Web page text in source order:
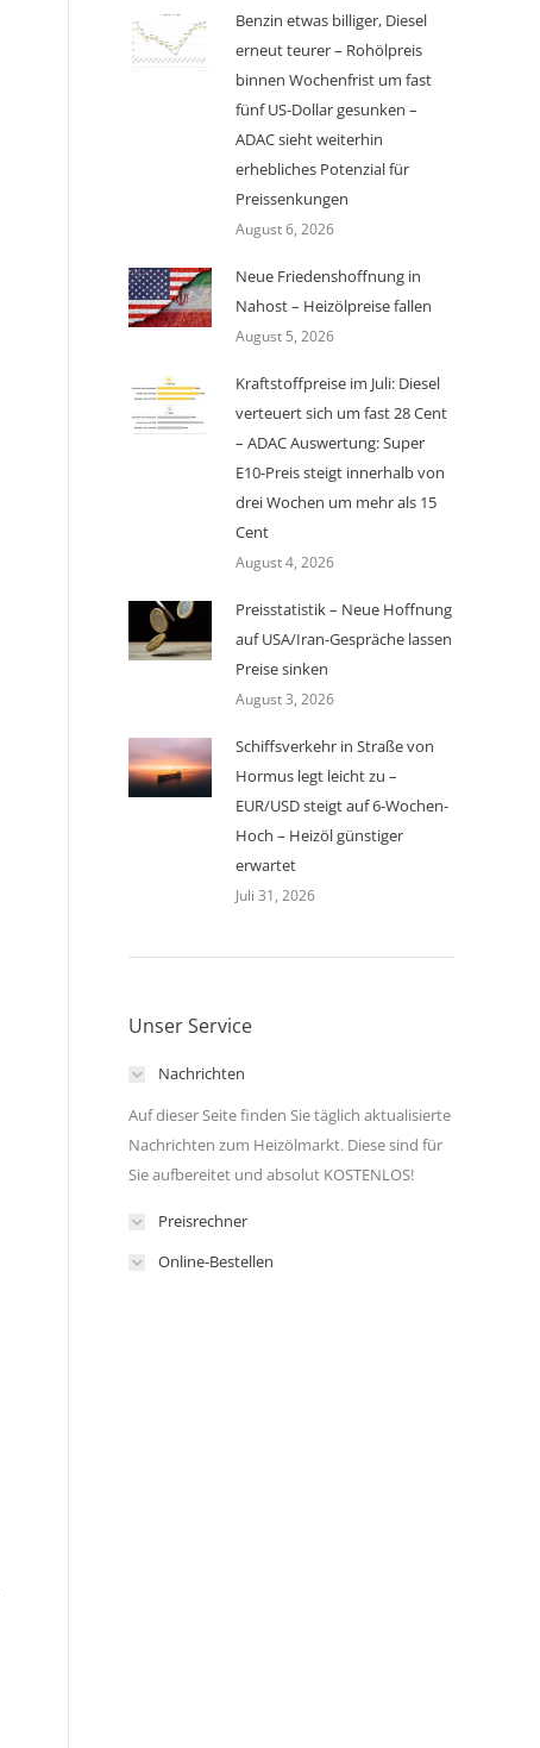
Benzin etwas billiger, Diesel
erneut teurer – Rohölpreis
binnen Wochenfrist um fast
fünf US-Dollar gesunken –
ADAC sieht weiterhin
erhebliches Potenzial für
Preissenkungen
August 6, 2026
Neue Friedenshoffnung in
Nahost – Heizölpreise fallen
August 5, 2026
Kraftstoffpreise im Juli: Diesel
verteuert sich um fast 28 Cent
– ADAC Auswertung: Super
E10-Preis steigt innerhalb von
drei Wochen um mehr als 15
Cent
August 4, 2026
Preisstatistik – Neue Hoffnung
auf USA/Iran-Gespräche lassen
Preise sinken
August 3, 2026
Schiffsverkehr in Straße von
Hormus legt leicht zu –
EUR/USD steigt auf 6-Wochen-
Hoch – Heizöl günstiger
erwartet
Juli 31, 2026
Unser Service
Nachrichten
Auf dieser Seite finden Sie täglich aktualisierte
Nachrichten zum Heizölmarkt. Diese sind für
Sie aufbereitet und absolut KOSTENLOS!
Preisrechner
Online-Bestellen